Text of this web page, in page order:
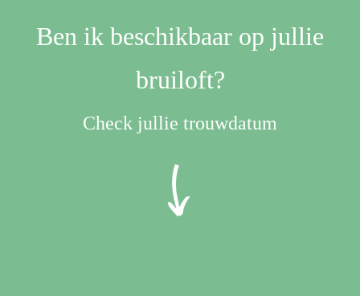
Ben ik beschikbaar op jullie
bruiloft?
Check jullie trouwdatum